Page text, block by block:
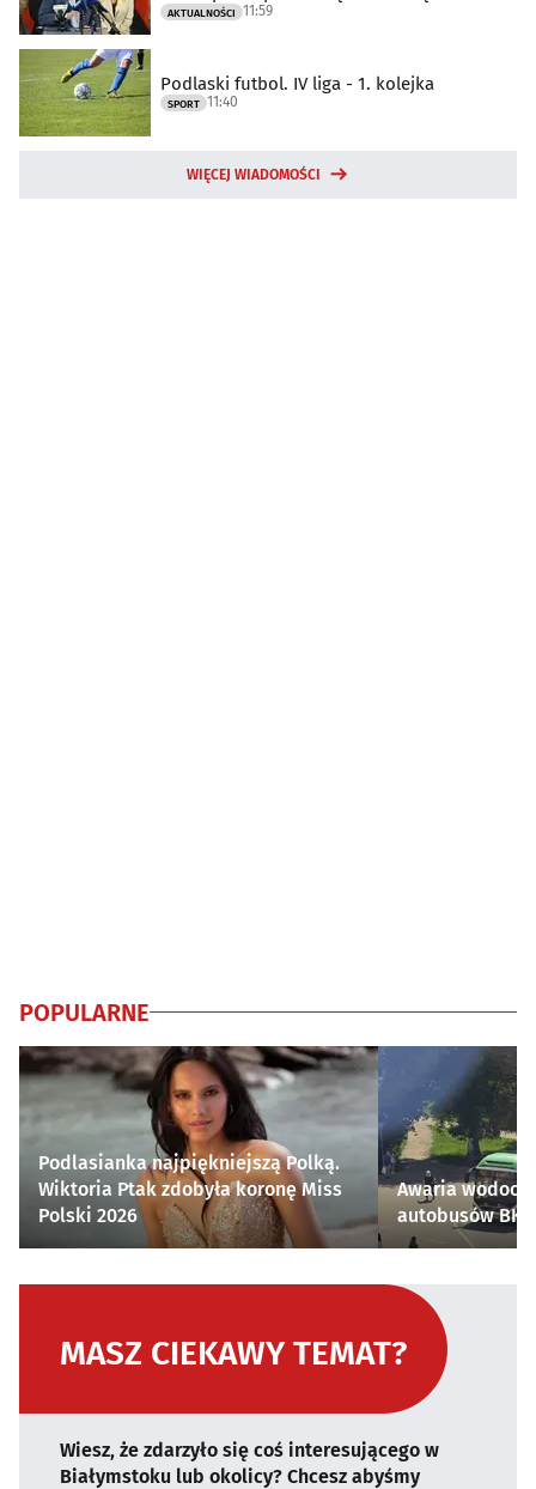
AKTUALNOŚCI 11:59
Podlaski futbol. IV liga - 1. kolejka
SPORT 11:40
WIĘCEJ WIADOMOŚCI
POPULARNE
Podlasianka najpiękniejszą Polką.
Wiktoria Ptak zdobyła koronę Miss
Polski 2026
Awaria
autobusów
MASZ CIEKAWY TEMAT?
Wiesz, że zdarzyło się coś interesującego w
Białymstoku lub okolicy? Chcesz abyśmy